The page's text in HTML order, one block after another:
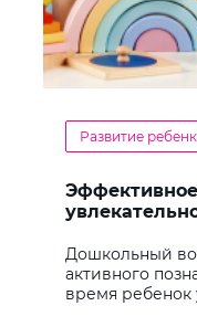
Развитие
Дошкольный
активного
время ребенок